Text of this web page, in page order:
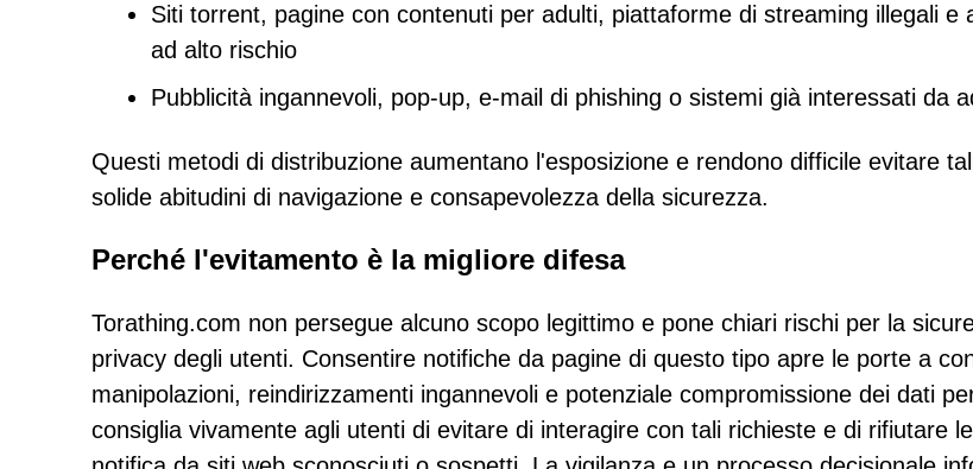
Siti torrent, pagine con contenuti per adulti, piattaforme di streaming illegali e
ad alto rischio
Pubblicità ingannevoli, pop-up, e-mail di phishing o sistemi già interessati da
Questi metodi di distribuzione aumentano l'esposizione e rendono difficile evitare
solide abitudini di navigazione e consapevolezza della sicurezza.
Perché l'evitamento è la migliore difesa
Torathing.com non persegue alcuno scopo legittimo e pone chiari rischi per la
privacy degli utenti. Consentire notifiche da pagine di questo tipo apre le porte a
manipolazioni, reindirizzamenti ingannevoli e potenziale compromissione dei dati
consiglia vivamente agli utenti di evitare di interagire con tali richieste e di rifiutare